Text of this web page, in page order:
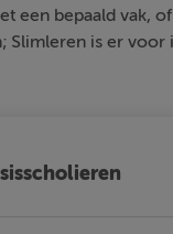
een bepaald vak,
Slimleren is er voor